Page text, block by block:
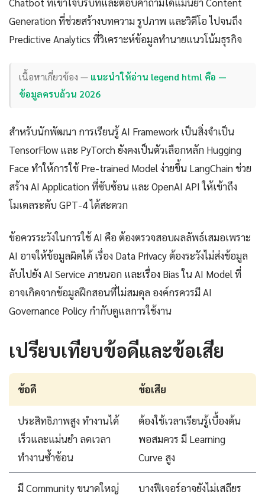
Generation ที่ช่วยสร้างบทความ รูปภาพ และวิดีโอ ไปจนถึง
Predictive Analytics ที่วิเคราะห์ข้อมูลทำนายแนวโน้มธุรกิจ
เนื้อหาเกี่ยวข้อง — แนะนำให้อ่าน legend html คือ —
ข้อมูลครบถ้วน 2026
สำหรับนักพัฒนา การเรียนรู้ AI Framework เป็นสิ่งจำเป็น
TensorFlow และ PyTorch ยังคงเป็นตัวเลือกหลัก Hugging
Face ทำให้การใช้ Pre-trained Model ง่ายขึ้น LangChain ช่วย
สร้าง AI Application ที่ซับซ้อน และ OpenAI API ให้เข้าถึง
โมเดลระดับ GPT-4 ได้สะดวก
ข้อควรระวังในการใช้ AI คือ ต้องตรวจสอบผลลัพธ์เสมอเพราะ
AI อาจให้ข้อมูลผิดได้ เรื่อง Data Privacy ต้องระวังไม่ส่งข้อมูล
ลับไปยัง AI Service ภายนอก และเรื่อง Bias ใน AI Model ที่
อาจเกิดจากข้อมูลฝึกสอนที่ไม่สมดุล องค์กรควรมี AI
Governance Policy กำกับดูแลการใช้งาน
เปรียบเทียบข้อดีและข้อเสีย
ข้อดี ข้อเสีย
ประสิทธิภาพสูง ทำงานได้
เร็วและแม่นยำ ลดเวลา
ทำงานซ้ำซ้อน
ต้องใช้เวลาเรียนรู้เบื้องต้น
พอสมควร มี Learning
Curve สูง
มี Community ขนาดใหญ่
บางฟีเจอร์อาจยังไม่เสถียร